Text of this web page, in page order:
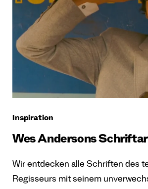
Inspiration
Wes Andersons
Wir entdecken alle Schriften des
Regisseurs mit seinem